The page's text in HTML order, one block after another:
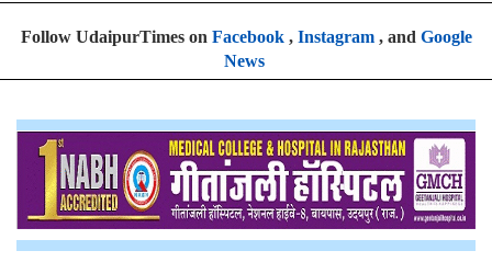
Follow UdaipurTimes on Facebook, Instagram, and Google
News